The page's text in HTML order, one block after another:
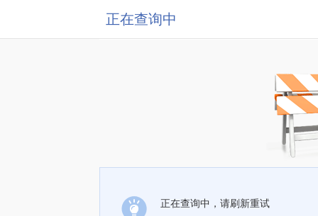
正在查询中
正在查询中，请刷新重试